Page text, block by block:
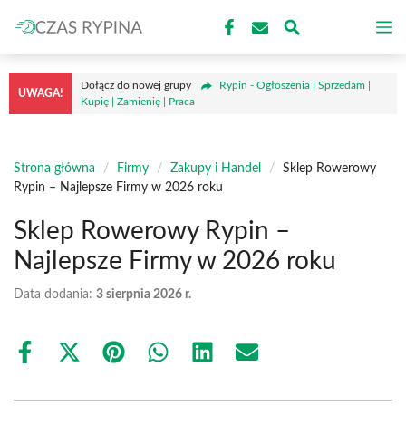
do
treści
UWAGA!
Dołącz do nowej grupy
Rypin - Ogłoszenia | Sprzedam |
Kupię | Zamienię | Praca
Strona główna / Firmy / Zakupy i Handel /
Sklep Rowerowy
Rypin – Najlepsze Firmy w 2026 roku
Sklep Rowerowy Rypin –
Najlepsze Firmy w 2026 roku
Data dodania: 3 sierpnia 2026 r.
Share
Share
(Twitter)
Share Share Share Share